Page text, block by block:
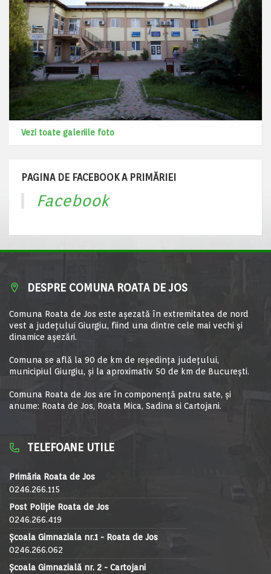
Vezi toate galeriile foto
PAGINA DE FACEBOOK A PRIMĂRIEI
Facebook
DESPRE COMUNA ROATA DE JOS
Comuna Roata de Jos este aşezată în extremitatea de nord
vest a judeţului Giurgiu, fiind una dintre cele mai vechi şi
dinamice aşezări.
Comuna se află la 90 de km de reşedinţa judeţului,
municipiul Giurgiu, şi la aproximativ 50 de km de Bucureşti.
Comuna Roata de Jos are în componență patru sate, și
anume: Roata de Jos, Roata Mica, Sadina si Cartojani.
TELEFOANE UTILE
Primăria Roata de Jos
0246.266.115
Post Poliție Roata de Jos
0246.266.419
Școala Gimnaziala nr.1 - Roata de Jos
0246.266.062
Școala Gimnazială nr. 2 - Cartojani